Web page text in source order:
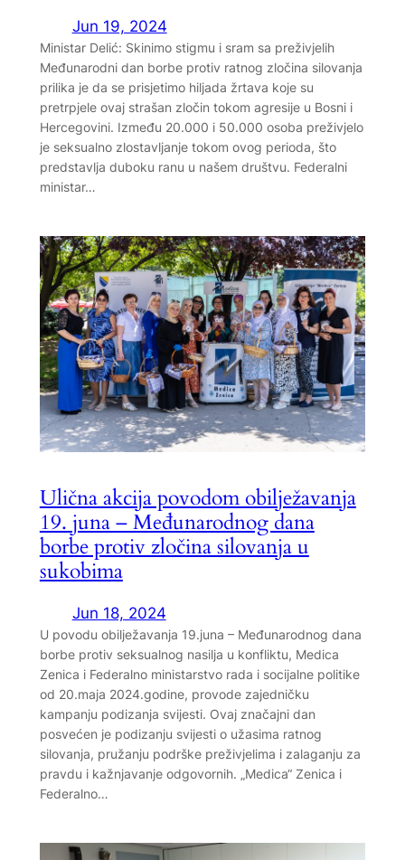
Jun 19, 2024
Ministar Delić: Skinimo stigmu i sram sa preživjelih
Međunarodni dan borbe protiv ratnog zločina silovanja
prilika je da se prisjetimo hiljada žrtava koje su
pretrpjele ovaj strašan zločin tokom agresije u Bosni i
Hercegovini. Između 20.000 i 50.000 osoba preživjelo
je seksualno zlostavljanje tokom ovog perioda, što
predstavlja duboku ranu u našem društvu. Federalni
ministar…
Ulična akcija povodom obilježavanja
19. juna – Međunarodnog dana
borbe protiv zločina silovanja u
sukobima
Jun 18, 2024
U povodu obilježavanja 19.juna – Međunarodnog dana
borbe protiv seksualnog nasilja u konfliktu, Medica
Zenica i Federalno ministarstvo rada i socijalne politike
od 20.maja 2024.godine, provode zajedničku
kampanju podizanja svijesti. Ovaj značajni dan
posvećen je podizanju svijesti o užasima ratnog
silovanja, pružanju podrške preživjelima i zalaganju za
pravdu i kažnjavanje odgovornih. „Medica“ Zenica i
Federalno…